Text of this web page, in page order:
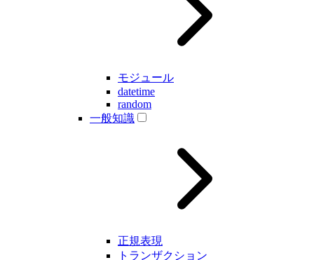
モジュール
datetime
random
一般知識
正規表現
トランザクション